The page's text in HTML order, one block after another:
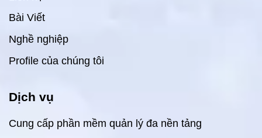
Bài Viết
Nghề nghiệp
Profile của chúng tôi
Dịch vụ
Cung cấp phần mềm quản lý đa nền tảng